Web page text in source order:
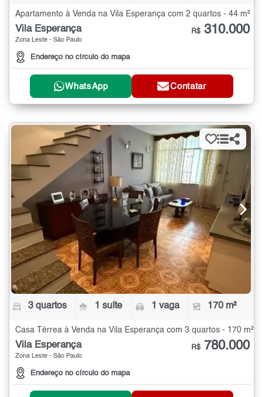
Apartamento à Venda na Vila Esperança com 2 quartos - 44 m²
Vila Esperança
Zona Leste - São Paulo
Endereço no círculo do mapa
R$ 310.000
WhatsApp Contatar
3 quartos 1 suíte 1 vaga 170 m²
Casa Térrea à Venda na Vila Esperança com 3 quartos - 170 m²
Vila Esperança
Zona Leste - São Paulo
Endereço no círculo do mapa
R$ 780.000